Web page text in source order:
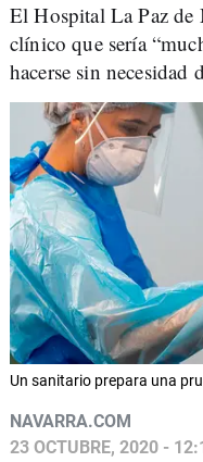
El Hospital La Paz de
clínico que sería
hacerse sin necesidad
Un sanitario prepara una
NAVARRA.COM
23 OCTUBRE, 2020 -